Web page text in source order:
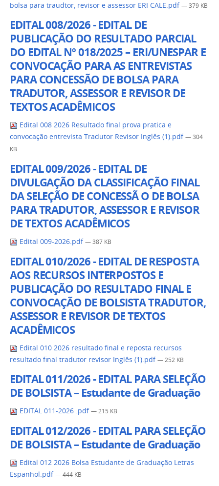
bolsa para traudtor, revisor e assessor ERI CALE.pdf — 379 KB
EDITAL 008/2026 - EDITAL DE
PUBLICAÇÃO DO RESULTADO PARCIAL
DO EDITAL Nº 018/2025 – ERI/UNESPAR E
CONVOCAÇÃO PARA AS ENTREVISTAS
PARA CONCESSÃO DE BOLSA PARA
TRADUTOR, ASSESSOR E REVISOR DE
TEXTOS ACADÊMICOS
Edital 008 2026 Resultado final prova pratica e
convocação entrevista Tradutor Revisor Inglês (1).pdf — 304
KB
EDITAL 009/2026 - EDITAL DE
DIVULGAÇÃO DA CLASSIFICAÇÃO FINAL
DA SELEÇÃO DE CONCESSÃ O DE BOLSA
PARA TRADUTOR, ASSESSOR E REVISOR
DE TEXTOS ACADÊMICOS
Edital 009-2026.pdf — 387 KB
EDITAL 010/2026 - EDITAL DE RESPOSTA
AOS RECURSOS INTERPOSTOS E
PUBLICAÇÃO DO RESULTADO FINAL E
CONVOCAÇÃO DE BOLSISTA TRADUTOR,
ASSESSOR E REVISOR DE TEXTOS
ACADÊMICOS
Edital 010 2026 resultado final e reposta recursos
resultado final tradutor revisor Inglês (1).pdf — 252 KB
EDITAL 011/2026 - EDITAL PARA SELEÇÃO
DE BOLSISTA – Estudante de Graduação
EDITAL 011-2026 .pdf — 215 KB
EDITAL 012/2026 - EDITAL PARA SELEÇÃO
DE BOLSISTA – Estudante de Graduação
Edital 012 2026 Bolsa Estudante de Graduação Letras
Espanhol.pdf — 444 KB